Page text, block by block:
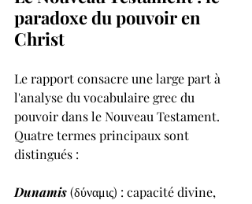
paradoxe du pouvoir en
Christ
Le rapport consacre une large part à
l'analyse du vocabulaire grec du
pouvoir dans le Nouveau Testament.
Quatre termes principaux sont
distingués :
Dunamis (δύναμις) : capacité divine,